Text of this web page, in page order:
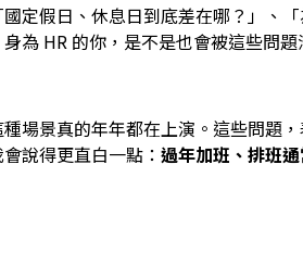
國定假日、休息日到底差在哪？」、
為 HR 的你，是不是也會被這些問題
場景真的年年都在上演。這些問題
說得更直白一點： 過年加班、排班